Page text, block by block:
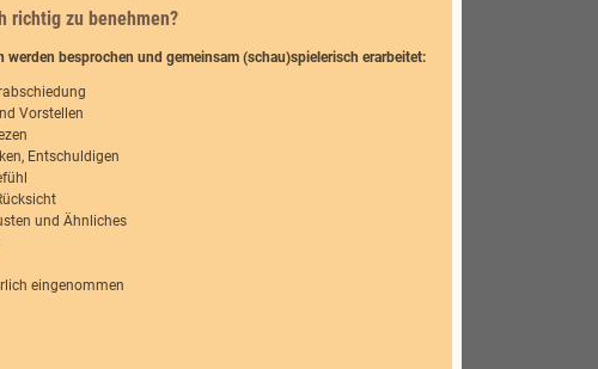
richtig zu benehmen?
werden besprochen und gemeinsam (schau)spielerisch erarbeitet:
Vorstellen
Entschuldigen
und Ähnliches
eingenommen